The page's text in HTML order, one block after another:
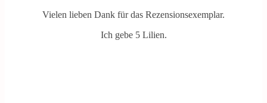
Vielen lieben Dank für das Rezensionsexemplar.
Ich gebe 5 Lilien.